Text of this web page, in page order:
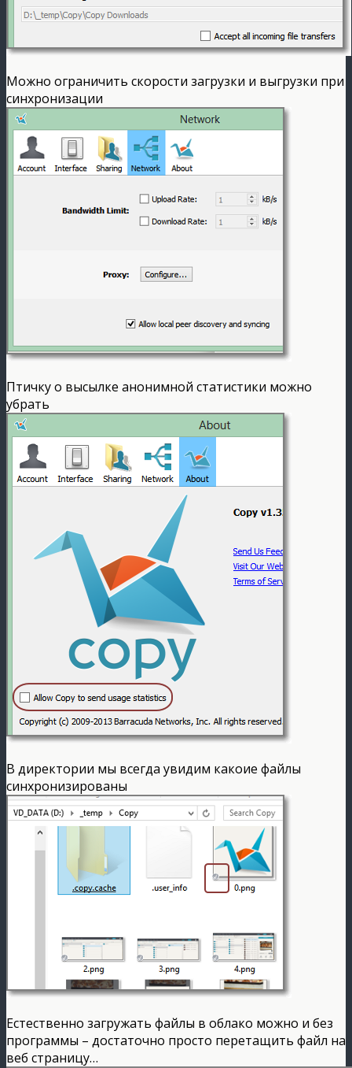
Можно ограничить скорости загрузки и выгрузки при
синхронизации
Птичку о высылке анонимной статистики можно
убрать
В директории мы всегда увидим какоие файлы
синхронизированы
Естественно загружать файлы в облако можно и без
программы – достаточно просто перетащить файл на
веб страницу…